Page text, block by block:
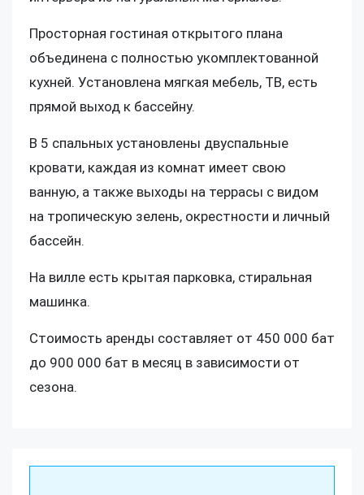
Просторная гостиная открытого плана
объединена с полностью укомплектованной
кухней. Установлена мягкая мебель, ТВ, есть
прямой выход к бассейну.
В 5 спальных установлены двуспальные
кровати, каждая из комнат имеет свою
ванную, а также выходы на террасы с видом
на тропическую зелень, окрестности и личный
бассейн.
На вилле есть крытая парковка, стиральная
машинка.
Стоимость аренды составляет от 450 000 бат
до 900 000 бат в месяц в зависимости от
сезона.